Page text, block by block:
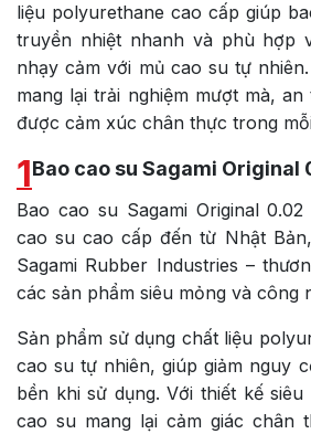
liệu polyurethane cao cấp giúp
truyền nhiệt nhanh và phù hợp
nhạy cảm với mủ cao su tự
mang lại trải nghiệm mượt mà,
được cảm xúc chân thực trong
1Bao cao su Sagami Original
Bao cao su Sagami Original
cao su cao cấp đến từ Nhật
Sagami Rubber Industries –
các sản phẩm siêu mỏng và công
Sản phẩm sử dụng chất liệu
cao su tự nhiên, giúp giảm nguy
bền khi sử dụng. Với thiết kế siêu
cao su mang lại cảm giác chân